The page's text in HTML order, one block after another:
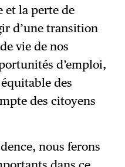
et la perte de
d’une transition
vie de nos
d’emploi,
des
des citoyens
nous ferons